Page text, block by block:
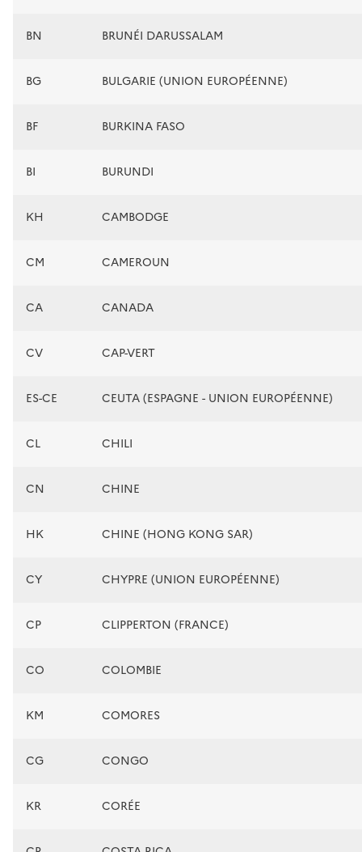
BN BRUNÉI DARUSSALAM
BG BULGARIE (UNION EUROPÉENNE)
BF BURKINA FASO
BI BURUNDI
KH CAMBODGE
CM CAMEROUN
CA CANADA
CV CAP-VERT
ES-CE CEUTA (ESPAGNE - UNION EUROPÉENNE)
CL CHILI
CN CHINE
HK CHINE (HONG KONG SAR)
CY CHYPRE (UNION EUROPÉENNE)
CP CLIPPERTON (FRANCE)
CO COLOMBIE
KM COMORES
CG CONGO
KR CORÉE